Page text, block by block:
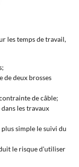
les temps de travail,
de deux brosses
de câble;
les travaux
simple le suivi du
le risque d'utiliser